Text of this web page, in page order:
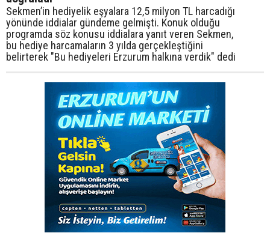
Sekmen’in hediyelik eşyalara 12,5 milyon TL harcadığı
yönünde iddialar gündeme gelmişti. Konuk olduğu
programda söz konusu iddialara yanıt veren Sekmen,
bu hediye harcamaların 3 yılda gerçekleştiğini
belirterek "Bu hediyeleri Erzurum halkına verdik" dedi